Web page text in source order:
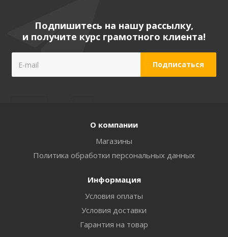
Подпишитесь на нашу рассылку,
и получите курс грамотного клиента!
О компании
Магазины
Политика обработки персональных данных
Информация
Условия оплаты
Условия доставки
Гарантия на товар